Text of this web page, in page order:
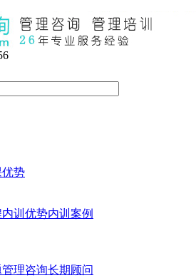
势
内训优势内训案例
管理咨询长期顾问